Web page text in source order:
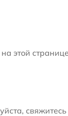
этой